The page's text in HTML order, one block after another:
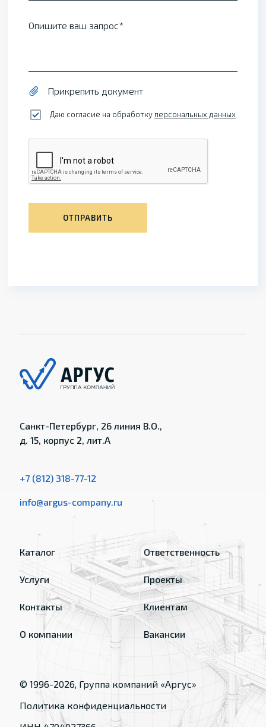
Опишите ваш запрос
Прикрепить документ
Даю согласие на обработку персональных данных
ОТПРАВИТЬ
Санкт-Петербург, 26 линия В.О.,
д. 15, корпус 2, лит.А
+7 (812) 318-77-12
info@argus-company.ru
Каталог
Услуги
Контакты
О компании
Ответственность
Проекты
Клиентам
Вакансии
© 1996-2026, Группа компаний «Аргус»
Политика конфиденциальности